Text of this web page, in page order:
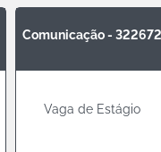
Comunicação - 322672
Vaga de Estágio